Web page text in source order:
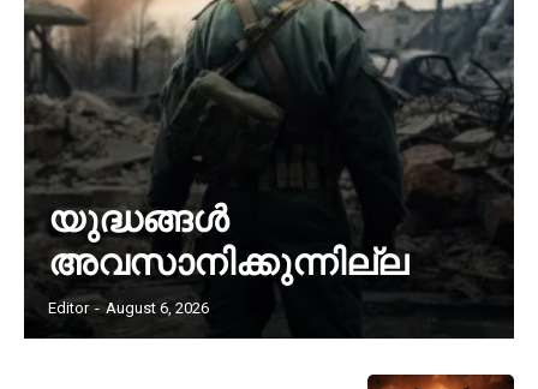
യുദ്ധങ്ങൾ
അവസാനിക്കുന്നില്ല
Editor - August 6, 2026